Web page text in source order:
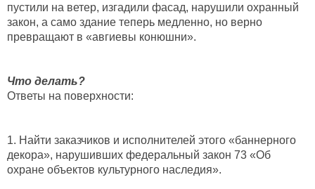
пустили на ветер, изгадили фасад, нарушили охранный
закон, а само здание теперь медленно, но верно
превращают в «авгиевы конюшни».
Что делать?
Ответы на поверхности:
1. Найти заказчиков и исполнителей этого «баннерного
декора», нарушивших федеральный закон 73 «Об
охране объектов культурного наследия».